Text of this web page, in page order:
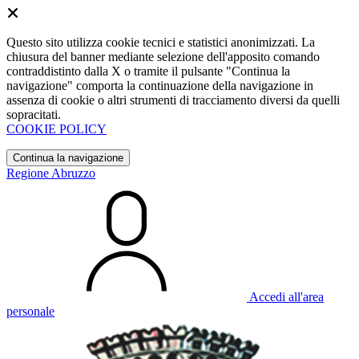
Questo sito utilizza cookie tecnici e statistici anonimizzati. La
chiusura del banner mediante selezione dell'apposito comando
contraddistinto dalla X o tramite il pulsante "Continua la
navigazione" comporta la continuazione della navigazione in
assenza di cookie o altri strumenti di tracciamento diversi da quelli
sopracitati.
COOKIE POLICY
Continua la navigazione
Regione Abruzzo
Accedi all'area
personale